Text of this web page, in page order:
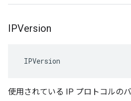
IPVersion
IPVersion
使用されている IP プロトコルのバ